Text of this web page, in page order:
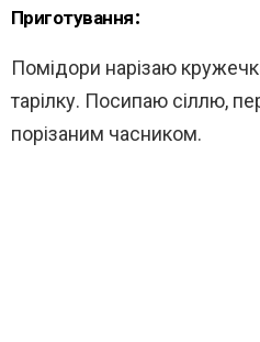
Приготування:
Помідори нарізаю
тарілку. Посипаю сіллю,
порізаним часником.